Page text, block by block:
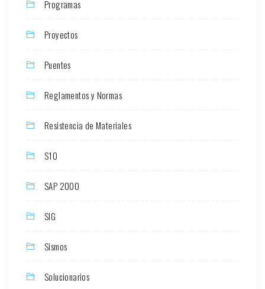
Programas
Proyectos
Puentes
Reglamentos y Normas
Resistencia de Materiales
S10
SAP 2000
SIG
Sismos
Solucionarios